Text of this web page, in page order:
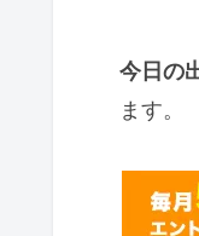
今日の
ます。